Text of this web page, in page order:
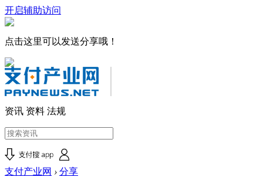
开启辅助访问
点击这里可以发送分享哦！
资讯 资料 法规
支付产业网 › 分享